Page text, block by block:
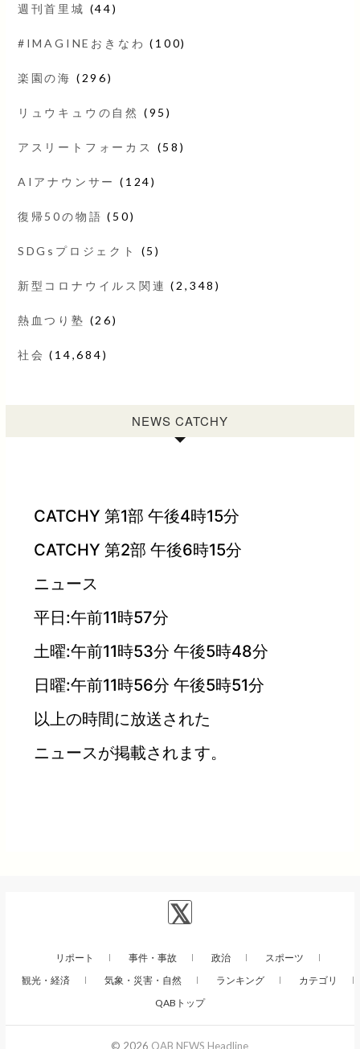
週刊首里城 (44)
#IMAGINEおきなわ (100)
楽園の海 (296)
リュウキュウの自然 (95)
アスリートフォーカス (58)
AIアナウンサー (124)
復帰50の物語 (50)
SDGsプロジェクト (5)
新型コロナウイルス関連 (2,348)
熱血つり塾 (26)
社会 (14,684)
NEWS CATCHY
CATCHY 第1部 午後4時15分
CATCHY 第2部 午後6時15分
ニュース
平日:午前11時57分
土曜:午前11時53分 午後5時48分
日曜:午前11時56分 午後5時51分
以上の時間に放送された
ニュースが掲載されます。
リポート 事件・事故 政治
スポーツ
観光・経済
気象・災害・自然 ランキング
カテゴリ
QABトップ
© 2026 QAB NEWS Headline